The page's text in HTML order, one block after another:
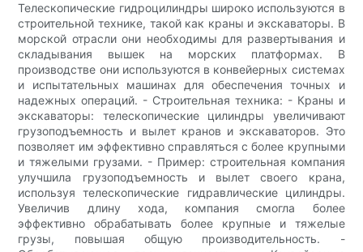
Телескопические гидроцилиндры широко используются в
строительной технике, такой как краны и экскаваторы. В
морской отрасли они необходимы для развертывания и
складывания вышек на морских платформах. В
производстве они используются в конвейерных системах
и испытательных машинах для обеспечения точных и
надежных операций. - Строительная техника: - Краны и
экскаваторы: телескопические цилиндры увеличивают
грузоподъемность и вылет кранов и экскаваторов. Это
позволяет им эффективно справляться с более крупными
и тяжелыми грузами. - Пример: строительная компания
улучшила грузоподъемность и вылет своего крана,
используя телескопические гидравлические цилиндры.
Увеличив длину хода, компания смогла более
эффективно обрабатывать более крупные и тяжелые
грузы, повышая общую производительность. -